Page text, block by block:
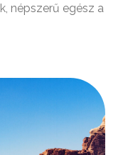
népszerű egész a